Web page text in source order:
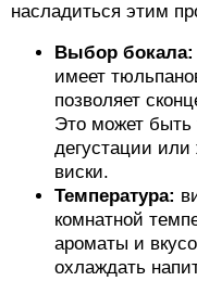
насладиться этим
Выбор бокала:
имеет
позволяет
Это может быть
дегустации
виски.
Температура:
комнатной
ароматы и
охлаждать